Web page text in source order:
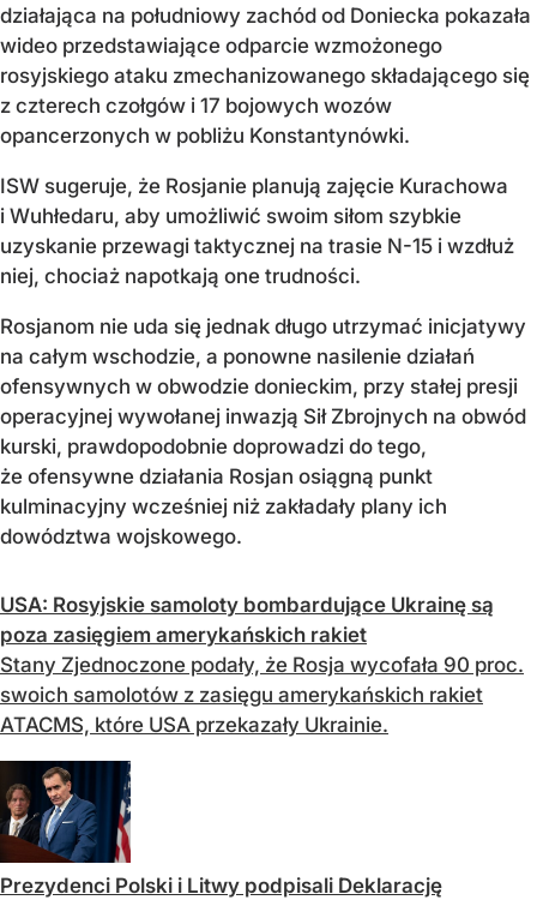
działająca na południowy zachód od Doniecka pokazała
wideo przedstawiające odparcie wzmożonego
rosyjskiego ataku zmechanizowanego składającego się
z czterech czołgów i 17 bojowych wozów
opancerzonych w pobliżu Konstantynówki.
ISW sugeruje, że Rosjanie planują zajęcie Kurachowa
i Wuhłedaru, aby umożliwić swoim siłom szybkie
uzyskanie przewagi taktycznej na trasie N-15 i wzdłuż
niej, chociaż napotkają one trudności.
Rosjanom nie uda się jednak długo utrzymać inicjatywy
na całym wschodzie, a ponowne nasilenie działań
ofensywnych w obwodzie donieckim, przy stałej presji
operacyjnej wywołanej inwazją Sił Zbrojnych na obwód
kurski, prawdopodobnie doprowadzi do tego,
że ofensywne działania Rosjan osiągną punkt
kulminacyjny wcześniej niż zakładały plany ich
dowództwa wojskowego.
USA: Rosyjskie samoloty bombardujące Ukrainę są
poza zasięgiem amerykańskich rakiet
Stany Zjednoczone podały, że Rosja wycofała 90 proc.
swoich samolotów z zasięgu amerykańskich rakiet
ATACMS, które USA przekazały Ukrainie.
Prezydenci Polski i Litwy podpisali Deklarację